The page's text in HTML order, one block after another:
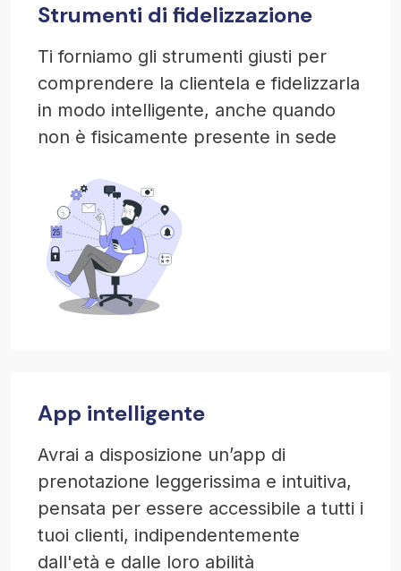
Strumenti di fidelizzazione
Ti forniamo gli strumenti giusti per
comprendere la clientela e fidelizzarla
in modo intelligente, anche quando
non è fisicamente presente in sede
App intelligente
Avrai a disposizione un’app di
prenotazione leggerissima e intuitiva,
pensata per essere accessibile a tutti i
tuoi clienti, indipendentemente
dall'età e dalle loro abilità